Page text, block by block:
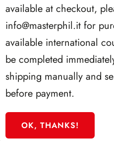
available at checkout,
info@masterphil.it for
available international
be completed
shipping manually and
before payment.
OK, THANKS!